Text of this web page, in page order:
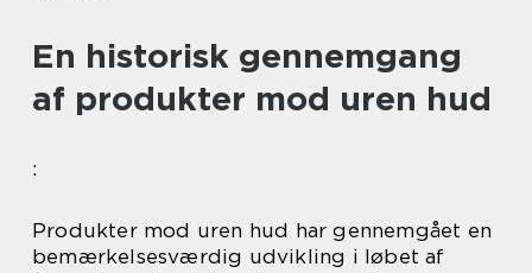
En historisk gennemgang
af produkter mod uren hud
:
Produkter mod uren hud har gennemgået en
bemærkelsesværdig udvikling i løbet af